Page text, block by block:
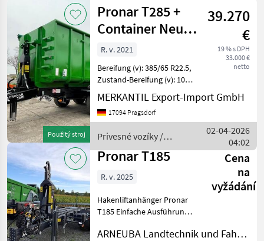
Použitý stroj
Pronar T285 +
Container Neuer
Preis!
39.270
€
19 % s DPH
33.000 €
netto
R. v. 2021
Bereifung (v): 385/65 R22.5,
Zustand-Bereifung (v): 100
%, Bereifung (h): 385/65
R22.5, Zustand-Bereifung
(h): 100 %, Geschwindigkeit:
Beleuchtung/Warn
MERKANTIL Export-Import GmbH
17094 Pragsdorf
Privesné vozíky /
Pronar
02-04-2026
04:02
Pronar T185
Cena
na
vyžádání
R. v. 2025
Hakenliftanhänger Pronar
T185 Einfache Ausführung
Hydraulikanschlüsse auf
ARNEUBA Landtechnik und Fahrzeuge GmbH Vertrieb und Service